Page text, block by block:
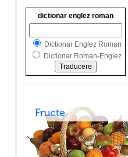
dictionar englez roman
Dictionar Englez Roman
Dictionar Roman-Englez